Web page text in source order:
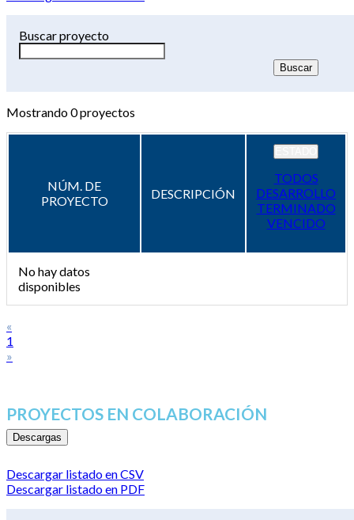
Buscar proyecto
Mostrando0proyectos
NÚM. DE
PROYECTO
DESCRIPCIÓN
TODOS
DESARROLLO
TERMINADO
VENCIDO
No hay datos
disponibles
«
1
»
PROYECTOS EN COLABORACIÓN
Descargas
Descargar listado en CSV
Descargar listado en PDF